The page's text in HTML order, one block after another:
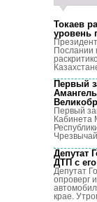
Токаев
уровень
Послании
Первый
Первый
Кабинета
Депутат
ДТП с
Депутат
опроверг
крае.